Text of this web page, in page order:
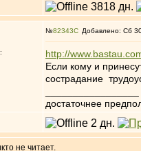
№82343 Добавлено: Сб
http://
Если кому и
сострадание
достаточнее
не читает.